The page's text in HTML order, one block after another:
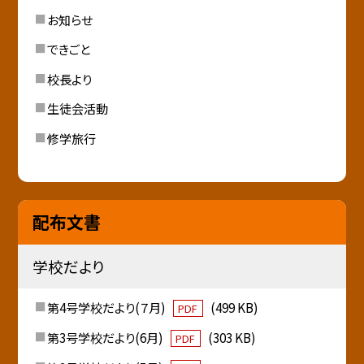
お知らせ
できごと
校長より
生徒会活動
修学旅行
配布文書
学校だより
第4号学校だより(７月) PDF
(499 KB)
第3号学校だより(6月)
PDF
(303 KB)